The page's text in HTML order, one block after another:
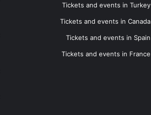
Tickets and events in Turkey
Tickets and events in Canada
Tickets and events in Spain
Tickets and events in France